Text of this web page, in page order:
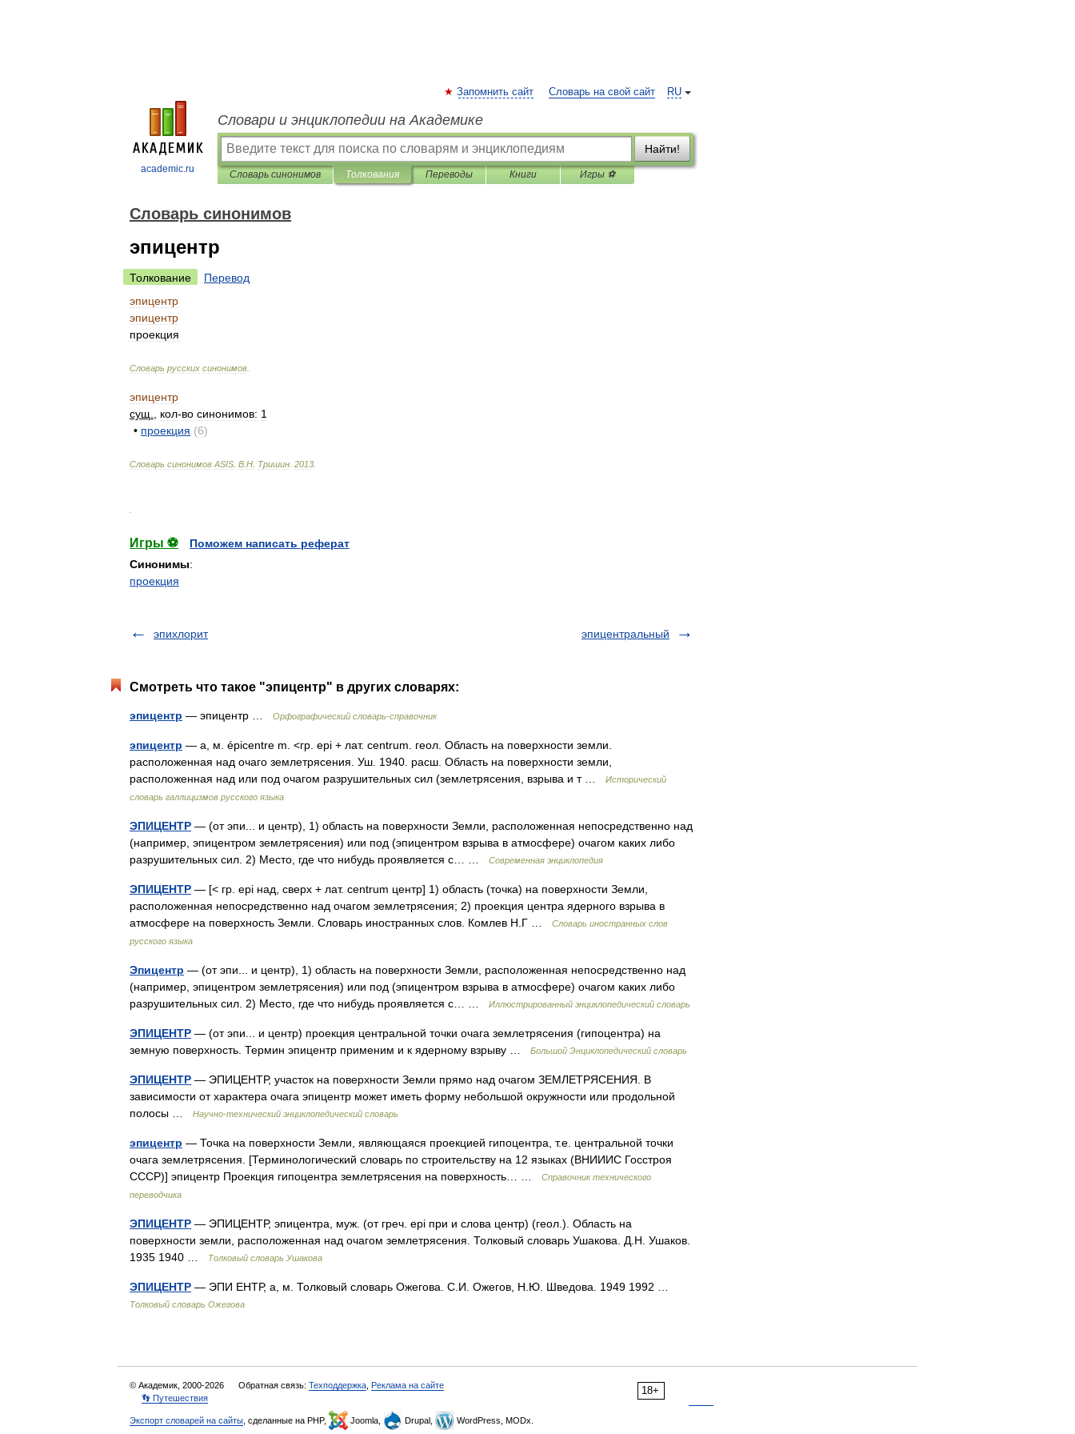
academic.ru
RU
Запомнить сайт Словарь на свой сайт
Словари и энциклопедии на Академике
Найти!
Словарь синонимов Толкования Переводы Книги Игры ⚽
Словарь синонимов
эпицентр
Толкование
Перевод
эпицентр
эпицентр
проекция
Словарь русских синонимов
эпицентр
сущ
кол-во синонимов: 1
• проекция (6)
Словарь синонимов ASIS В Н Тришин 2013
Игры ⚽
Поможем написать реферат
Синонимы:
проекция
эпихлорит эпицентральный
Смотреть что такое "эпицентр" в других словарях:
эпицентр — эпицентр … Орфографический словарь-справочник
эпицентр — а, м. épicentre m. <гр. epi + лат. centrum. геол. Область на поверхности земли.
расположенная над очаго землетрясения. Уш. 1940. расш. Область на поверхности земли,
расположенная над или под очагом разрушительных сил (землетрясения, взрыва и т …
Исторический
словарь галлицизмов русского языка
ЭПИЦЕНТР — (от эпи... и центр), 1) область на поверхности Земли, расположенная непосредственно над
(например, эпицентром землетрясения) или под (эпицентром взрыва в атмосфере) очагом каких либо
разрушительных сил. 2) Место, где что нибудь проявляется с… …
Современная энциклопедия
ЭПИЦЕНТР — [< гр. epi над, сверх + лат. centrum центр] 1) область (точка) на поверхности Земли,
расположенная непосредственно над очагом землетрясения; 2) проекция центра ядерного взрыва в
атмосфере на поверхность Земли. Словарь иностранных слов. Комлев Н.Г …
Словарь иностранных слов
русского языка
Эпицентр — (от эпи... и центр), 1) область на поверхности Земли, расположенная непосредственно над
(например, эпицентром землетрясения) или под (эпицентром взрыва в атмосфере) очагом каких либо
разрушительных сил. 2) Место, где что нибудь проявляется с… …
Иллюстрированный энциклопедический словарь
ЭПИЦЕНТР — (от эпи... и центр) проекция центральной точки очага землетрясения (гипоцентра) на
земную поверхность. Термин эпицентр применим и к ядерному взрыву …
Большой Энциклопедический словарь
ЭПИЦЕНТР — ЭПИЦЕНТР, участок на поверхности Земли прямо над очагом ЗЕМЛЕТРЯСЕНИЯ. В
зависимости от характера очага эпицентр может иметь форму небольшой окружности или продольной
полосы …
Научно-технический энциклопедический словарь
эпицентр — Точка на поверхности Земли, являющаяся проекцией гипоцентра, т.е. центральной точки
очага землетрясения. [Терминологический словарь по строительству на 12 языках (ВНИИИС Госстроя
СССР)] эпицентр Проекция гипоцентра землетрясения на поверхность… …
Справочник технического
переводчика
ЭПИЦЕНТР — ЭПИЦЕНТР, эпицентра, муж. (от греч. epi при и слова центр) (геол.). Область на
поверхности земли, расположенная над очагом землетрясения. Толковый словарь Ушакова. Д.Н. Ушаков.
1935 1940 …
Толковый словарь Ушакова
ЭПИЦЕНТР — ЭПИ ЕНТР, а, м. Толковый словарь Ожегова. С.И. Ожегов, Н.Ю. Шведова. 1949 1992 …
Толковый словарь Ожегова
18+
© Академик, 2000-2026 Обратная связь: Техподдержка Реклама на сайте
👣 Путешествия
Экспорт словарей на сайты , сделанные на PHP, Joomla, Drupal, WordPress, MODx.